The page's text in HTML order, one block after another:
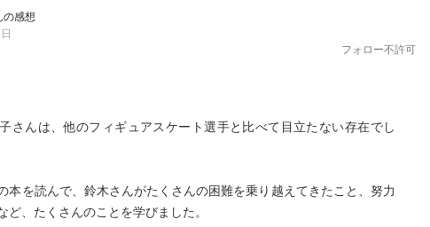
の感想
フォロー不許可
さんは、他のフィギュアスケート選手と比べて目立たない存在でし
本を読んで、鈴木さんがたくさんの困難を乗り越えてきたこと、努力
ど、たくさんのことを学びました。